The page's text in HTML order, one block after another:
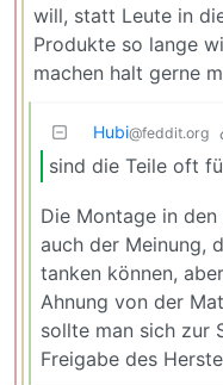
will, statt Leute in
Produkte so lange
machen halt gerne
Hubi@feddit.org
sind die Teile oft
Die Montage in
auch der Meinung,
tanken können,
Ahnung von der
sollte man sich zur
Freigabe des